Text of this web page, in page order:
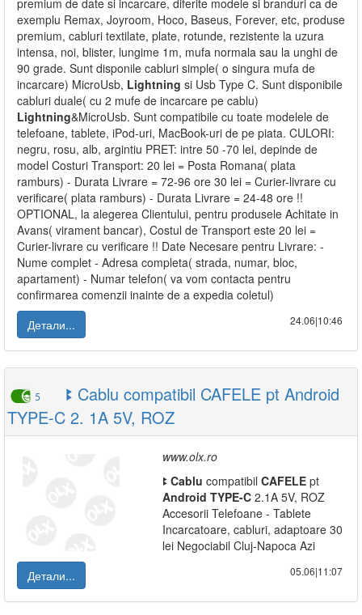
premium de date si incarcare, diferite modele si branduri ca de
exemplu Remax, Joyroom, Hoco, Baseus, Forever, etc, produse
premium, cabluri textilate, plate, rotunde, rezistente la uzura
intensa, noi, blister, lungime 1m, mufa normala sau la unghi de
90 grade. Sunt disponile cabluri simple( o singura mufa de
incarcare) MicroUsb, Lightning si Usb Type C. Sunt disponibile
cabluri duale( cu 2 mufe de incarcare pe cablu)
Lightning&MicroUsb. Sunt compatibile cu toate modelele de
telefoane, tablete, iPod-uri, MacBook-uri de pe piata. CULORI:
negru, rosu, alb, argintiu PRET: intre 50 -70 lei, depinde de
model Costuri Transport: 20 lei = Posta Romana( plata
ramburs) - Durata Livrare = 72-96 ore 30 lei = Curier-livrare cu
verificare( plata ramburs) - Durata Livrare = 24-48 ore !!
OPTIONAL, la alegerea Clientului, pentru produsele Achitate in
Avans( virament bancar), Costul de Transport este 20 lei =
Curier-livrare cu verificare !! Date Necesare pentru Livrare: -
Nume complet - Adresa completa( strada, numar, bloc,
apartament) - Numar telefon( va vom contacta pentru
confirmarea comenzii inainte de a expedia coletul)
Детали...
24.06|10:46
5
ꔪ Cablu compatibil CAFELE pt Android
TYPE-C 2. 1A 5V, ROZ
www.olx.ro
ꔪ Cablu compatibil CAFELE pt
Android TYPE-C 2.1A 5V, ROZ
Accesorii Telefoane - Tablete
Incarcatoare, cabluri, adaptoare 30
lei Negociabil Cluj-Napoca Azi
Детали...
05.06|11:07